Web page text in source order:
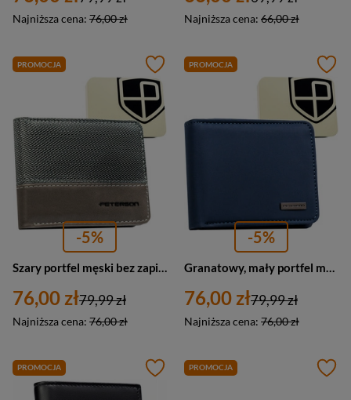
Najniższa cena: 76,00 zł Najniższa cena: 66,00 zł
PROMOCJA
-5%
Szary portfel męski bez zapięcia zewnętrznego z systemem RFID - Peterson
76,00 zł
Najniższa cena: 76,00 zł
79,99 zł
PROMOCJA
-5%
Granatowy, mały portfel męski wykonany ze skóry ekologicznej - Peterson
76,00 zł
Najniższa cena: 76,00 zł
79,99 zł
PROMOCJA PROMOCJA